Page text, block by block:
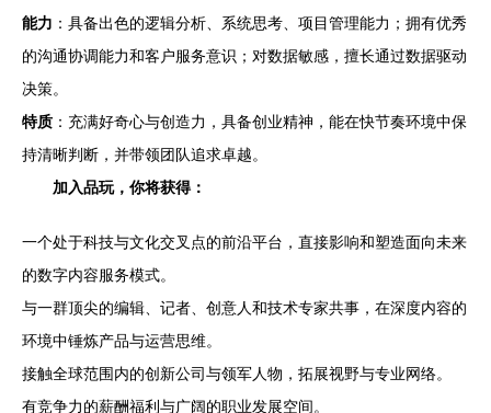
能力 ：具备出色的逻辑分析、系统思考、项目管理能力；拥有优秀
的沟通协调能力和客户服务意识；对数据敏感，擅长通过数据驱动
决策。
特质 ：充满好奇心与创造力，具备创业精神，能在快节奏环境中保
持清晰判断，并带领团队追求卓越。
加入品玩，你将获得：
一个处于科技与文化交叉点的前沿平台，直接影响和塑造面向未来
的数字内容服务模式。
与一群顶尖的编辑、记者、创意人和技术专家共事，在深度内容的
环境中锤炼产品与运营思维。
接触全球范围内的创新公司与领军人物，拓展视野与专业网络。
有竞争力的薪酬福利与广阔的职业发展空间。